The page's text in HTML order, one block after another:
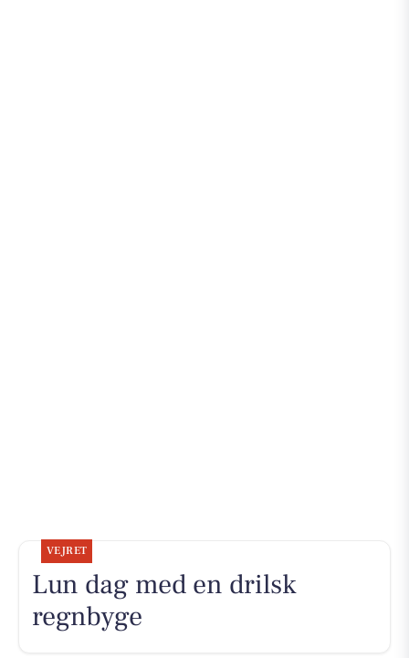
VEJRET
Lun dag med en drilsk
regnbyge